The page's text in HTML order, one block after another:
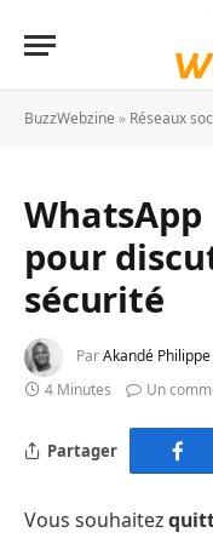
BuzzWebzine » Réseaux
pour
sécurité
ParAkandé
4 Minutes
Un
Partager
Vous souhaitez